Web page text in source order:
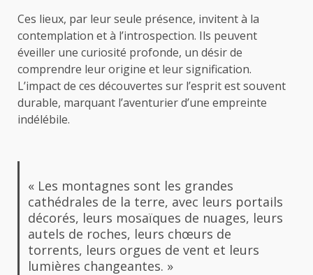
Ces lieux, par leur seule présence, invitent à la
contemplation et à l’introspection. Ils peuvent
éveiller une curiosité profonde, un désir de
comprendre leur origine et leur signification.
L’impact de ces découvertes sur l’esprit est souvent
durable, marquant l’aventurier d’une empreinte
indélébile.
« Les montagnes sont les grandes
cathédrales de la terre, avec leurs portails
décorés, leurs mosaïques de nuages, leurs
autels de roches, leurs chœurs de
torrents, leurs orgues de vent et leurs
lumières changeantes. »